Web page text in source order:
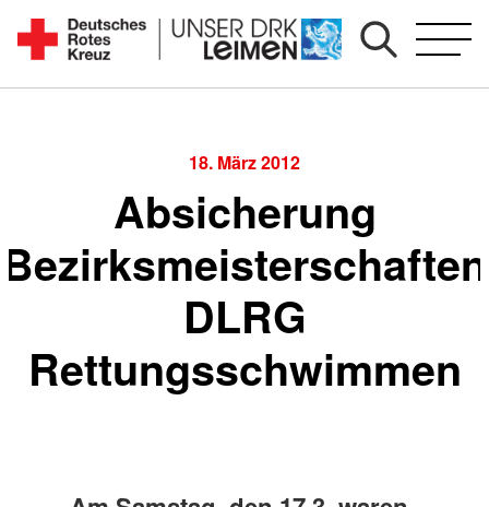
Zum
Inhalt
springen
1892
18. März 2012
Absicherung
Bezirksmeisterschaften
DLRG
Rettungsschwimmen